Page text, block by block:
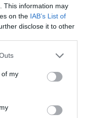
This information may
on the IAB’s List of
disclose it to other
of my